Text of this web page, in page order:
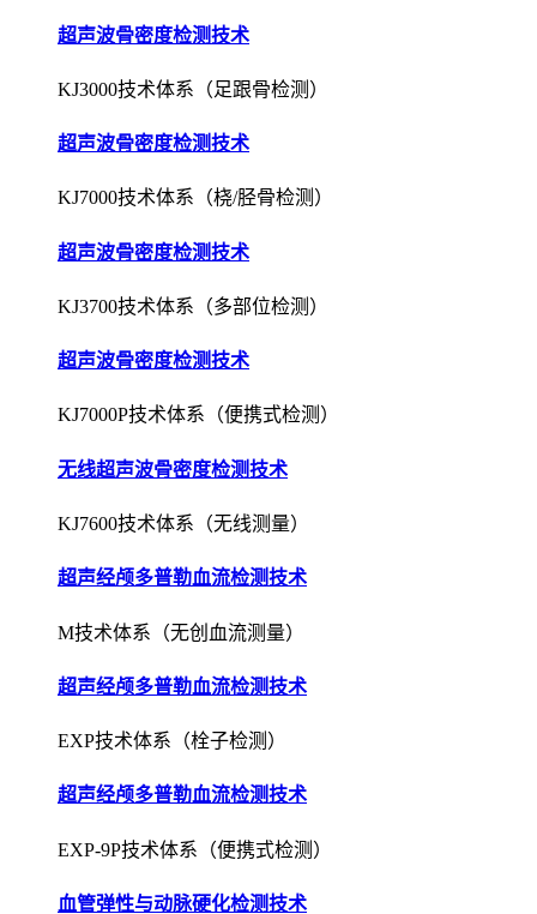
超声波骨密度检测技术
KJ3000技术体系（足跟骨检测）
超声波骨密度检测技术
KJ7000技术体系（桡/胫骨检测）
超声波骨密度检测技术
KJ3700技术体系（多部位检测）
超声波骨密度检测技术
KJ7000P技术体系（便携式检测）
无线超声波骨密度检测技术
KJ7600技术体系（无线测量）
超声经颅多普勒血流检测技术
M技术体系（无创血流测量）
超声经颅多普勒血流检测技术
EXP技术体系（栓子检测）
超声经颅多普勒血流检测技术
EXP-9P技术体系（便携式检测）
血管弹性与动脉硬化检测技术